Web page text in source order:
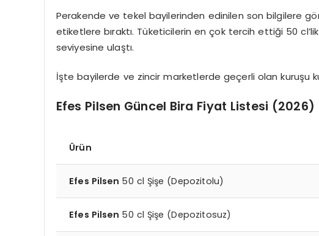
Perakende ve tekel bayilerinden edinilen son bilgilere
etiketlere bıraktı. Tüketicilerin en çok tercih ettiği 50
seviyesine ulaştı.
İşte bayilerde ve zincir marketlerde geçerli olan kuruşu
Efes Pilsen Güncel Bira Fiyat Listesi (2026)
Ürün
Efes Pilsen 50 cl Şişe (Depozitolu)
Efes Pilsen 50 cl Şişe (Depozitosuz)